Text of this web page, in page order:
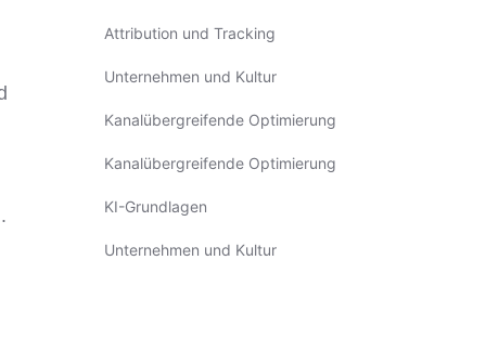
Attribution und Tracking
Unternehmen und Kultur
Kanalübergreifende Optimierung
Kanalübergreifende Optimierung
KI-Grundlagen
Unternehmen und Kultur